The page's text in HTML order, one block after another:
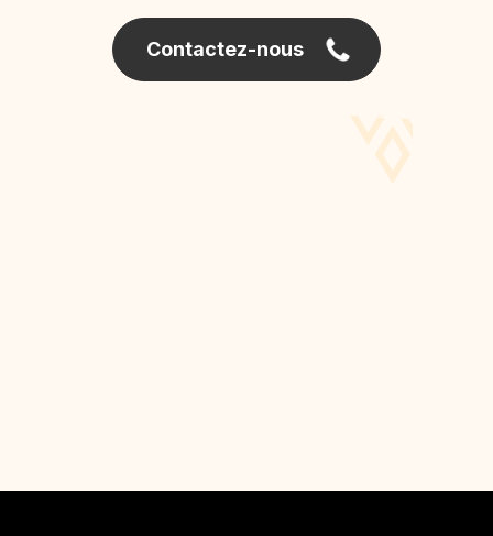
Contactez-nous